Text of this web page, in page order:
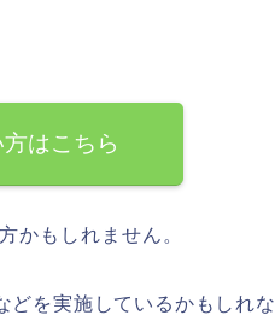
はこちら
かもしれません。
どを実施しているかもしれな